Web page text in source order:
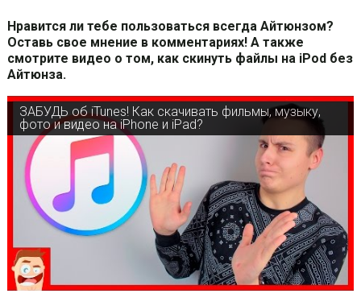
Нравится ли тебе пользоваться всегда Айтюнзом?
Оставь свое мнение в комментариях! А также
смотрите видео о том, как скинуть файлы на iPod без
Айтюнза.
ЗАБУДЬ об iTunes! Как скачивать фильмы, музыку,
фото и видео на iPhone и iPad?